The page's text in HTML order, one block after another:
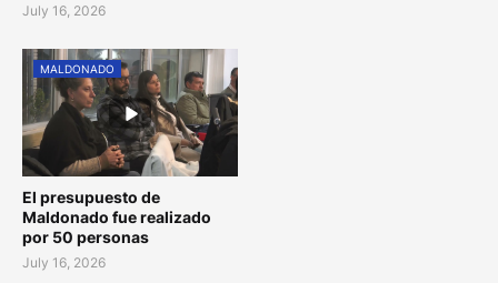
July 16, 2026
MALDONADO
El presupuesto de
Maldonado fue realizado
por 50 personas
July 16, 2026